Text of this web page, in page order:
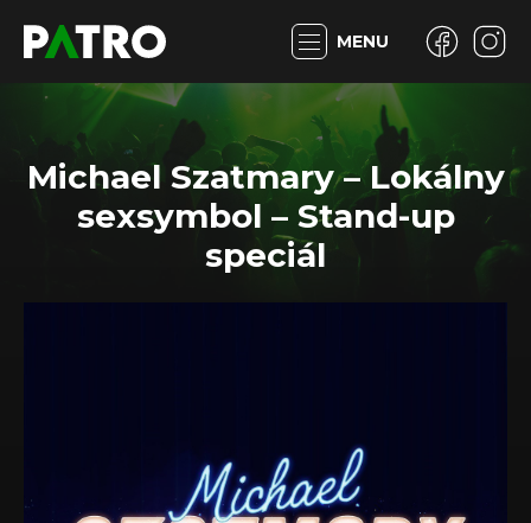
MENU
Michael Szatmary – Lokálny
sexsymbol – Stand-up
speciál